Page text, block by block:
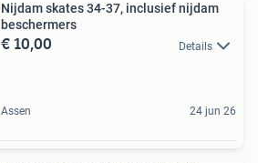
Nijdam skates 34-37, inclusief nijdam
beschermers
€ 10,00 Details
Assen 24 jun 26